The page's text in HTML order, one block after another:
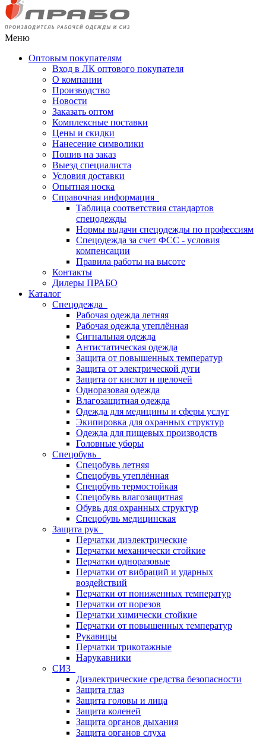
Меню
Оптовым покупателям
Вход в ЛК оптового покупателя
О компании
Производство
Новости
Заказать оптом
Комплексные поставки
Цены и скидки
Нанесение символики
Пошив на заказ
Выезд специалиста
Условия доставки
Опытная носка
Справочная информация
Таблица соответствия стандартов
спецодежды
Нормы выдачи спецодежды по профессиям
Спецодежда за счет ФСС - условия
компенсации
Правила работы на высоте
Контакты
Дилеры ПРАБО
Каталог
Спецодежда
Рабочая одежда летняя
Рабочая одежда утеплённая
Сигнальная одежда
Антистатическая одежда
Защита от повышенных температур
Защита от электрической дуги
Защита от кислот и щелочей
Одноразовая одежда
Влагозащитная одежда
Одежда для медицины и сферы услуг
Экипировка для охранных структур
Одежда для пищевых производств
Головные уборы
Спецобувь
Спецобувь летняя
Спецобувь утеплённая
Спецобувь термостойкая
Спецобувь влагозащитная
Обувь для охранных структур
Спецобувь медицинская
Защита рук
Перчатки диэлектрические
Перчатки механически стойкие
Перчатки одноразовые
Перчатки от вибраций и ударных
воздействий
Перчатки от пониженных температур
Перчатки от порезов
Перчатки химически стойкие
Перчатки от повышенных температур
Рукавицы
Перчатки трикотажные
Нарукавники
СИЗ
Диэлектрические средства безопасности
Защита глаз
Защита головы и лица
Защита коленей
Защита органов дыхания
Защита органов слуха